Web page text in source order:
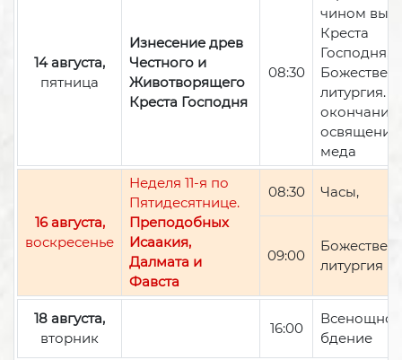
14 августа,
пятница
Изнесение древ
Честного и
Животворящего
Креста Господня
08:30
чином
Креста
Господня,
литургия.
окончании
освящение
меда
16 августа,
воскресенье
Неделя 11-я по
Пятидесятнице.
Преподобных
Исаакия,
Далмата и
Фавста
08:30 Часы,
09:00
литургия
18 августа,
вторник
16:00
Всенощное
бдение